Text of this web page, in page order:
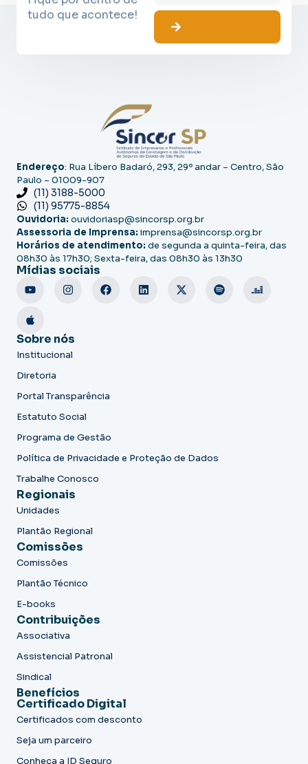
tudo que acontece!
Endereço: Rua Líbero Badaró, 293, 29º andar – Centro, São
Paulo – 01009-907
(11) 3188-5000
(11) 95775-8854
Ouvidoria: ouvidoriasp@sincorsp.org.br
Assessoria de Imprensa: imprensa@sincorsp.org.br
Horários de atendimento: de segunda a quinta-feira, das
08h30 às 17h30; Sexta-feira, das 08h30 às 13h30
Mídias sociais
Sobre nós
Institucional
Diretoria
Portal Transparência
Estatuto Social
Programa de Gestão
Política de Privacidade e Proteção de Dados
Trabalhe Conosco
Regionais
Unidades
Plantão Regional
Comissões
Comissões
Plantão Técnico
E-books
Contribuições
Associativa
Assistencial Patronal
Sindical
Benefícios
Certificado Digital
Certificados com desconto
Seja um parceiro
Conheça a ID Seguro